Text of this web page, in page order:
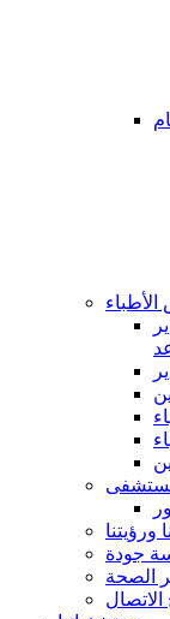
ورؤيتنا
جودة
الصحة
الاتصال